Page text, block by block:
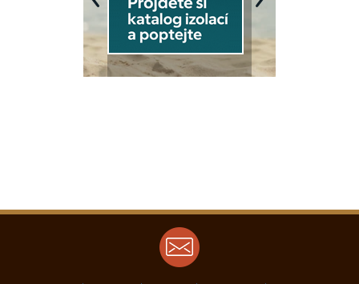
Previous Next